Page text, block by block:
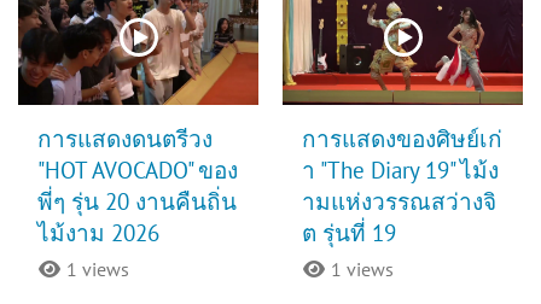
การแสดงดนตรีวง
"HOT AVOCADO" ของ
พี่ๆ รุ่น 20 งานคืนถิ่น
ไม้งาม 2026
1 views
การแสดงของศิษย์เก่
า "The Diary 19" ไม้ง
ามแห่งวรรณสว่างจิ
ต รุ่นที่ 19
1 views